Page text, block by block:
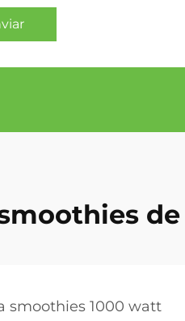
smoothies 1000 watt